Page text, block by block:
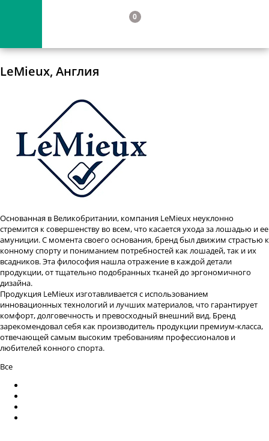
0
LeMieux, Англия
Основанная в Великобритании, компания LeMieux неуклонно
стремится к совершенству во всем, что касается ухода за лошадью и ее
амуниции. С момента своего основания, бренд был движим страстью к
конному спорту и пониманием потребностей как лошадей, так и их
всадников. Эта философия нашла отражение в каждой детали
продукции, от тщательно подобранных тканей до эргономичного
дизайна.
Продукция LeMieux изготавливается с использованием
инновационных технологий и лучших материалов, что гарантирует
комфорт, долговечность и превосходный внешний вид. Бренд
зарекомендовал себя как производитель продукции премиум-класса,
отвечающей самым высоким требованиям профессионалов и
любителей конного спорта.
Все